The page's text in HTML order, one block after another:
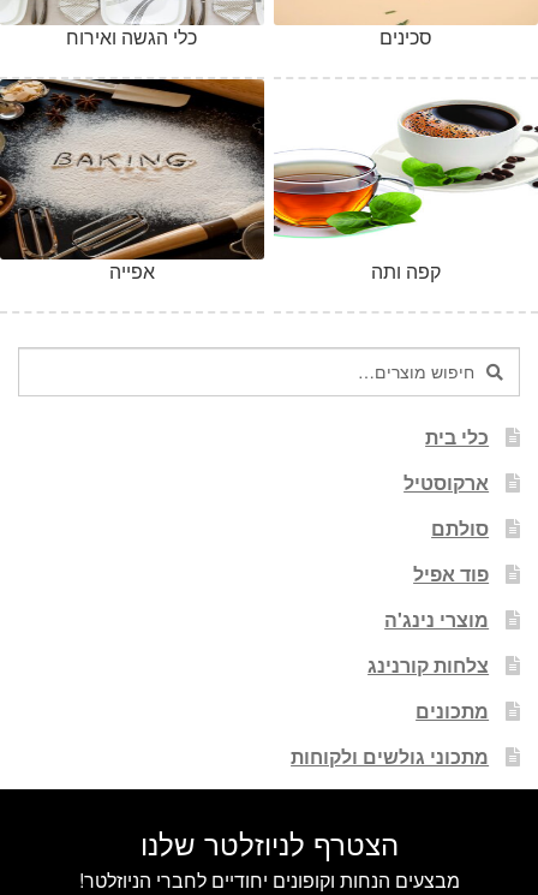
כלי הגשה ואירוח סכינים
אפייה קפה ותה
חיפוש
עבור:
חיפוש
כלי בית
ארקוסטיל
סולתם
פוד אפיל
מוצרי נינג'ה
צלחות קורנינג
מתכונים
מתכוני גולשים ולקוחות
הצטרף לניוזלטר שלנו
מבצעים הנחות וקופונים יחודיים לחברי הניוזלטר!